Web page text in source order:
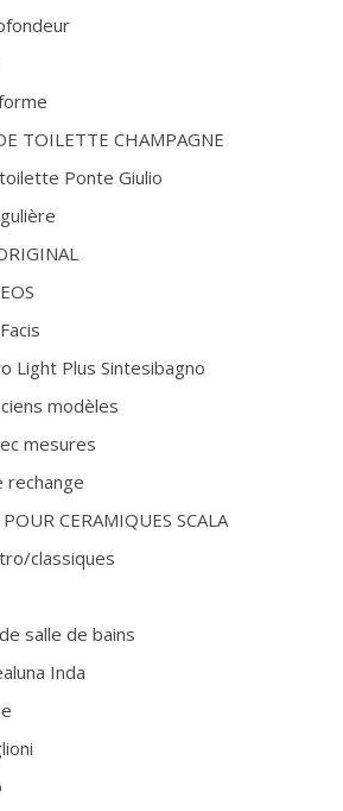
TOILETTE CHAMPAGNE
Ponte Giulio
Light Plus Sintesibagno
modèles
mesures
rechange
CERAMIQUES SCALA
classiques
salle de bains
Inda